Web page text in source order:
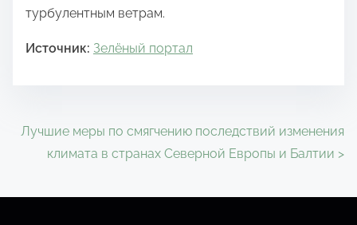
турбулентным ветрам.
Источник: Зелёный портал
Н
в
Лучшие меры по смягчению последствий изменения
климата в странах Северной Европы и Балтии >